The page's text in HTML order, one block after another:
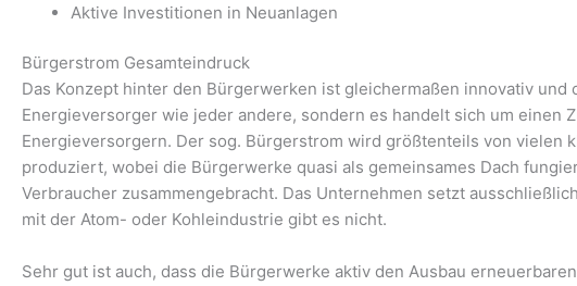
Aktive Investitionen in Neuanlagen
Bürgerstrom Gesamteindruck
Das Konzept hinter den Bürgerwerken ist gleichermaßen innovativ und
Energieversorger wie jeder andere, sondern es handelt sich um einen
Energieversorgern. Der sog. Bürgerstrom wird größtenteils von vielen
produziert, wobei die Bürgerwerke quasi als gemeinsames Dach
Verbraucher zusammengebracht. Das Unternehmen setzt
mit der Atom- oder Kohleindustrie gibt es nicht.
Sehr gut ist auch, dass die Bürgerwerke aktiv den Ausbau